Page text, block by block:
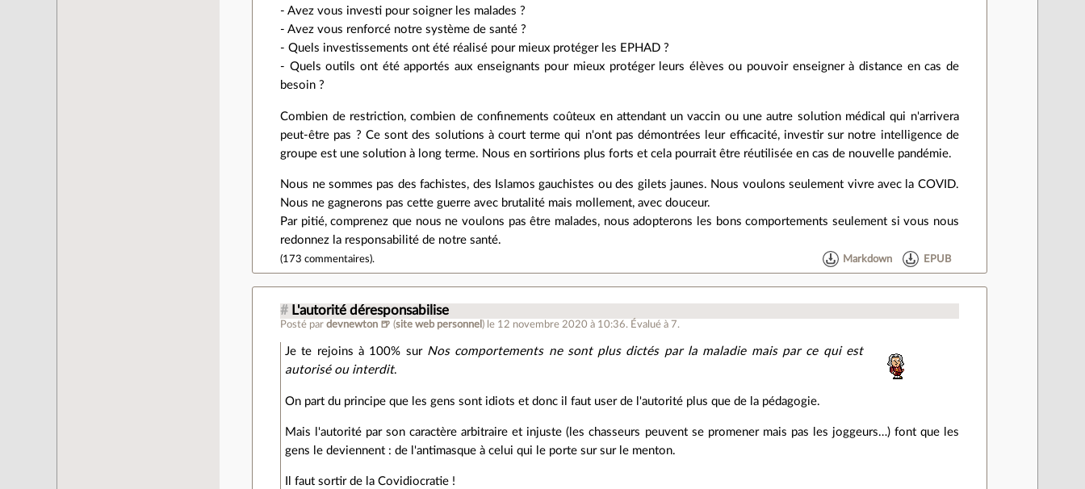
- Avez vous investi pour soigner les malades ?
- Avez vous renforcé notre système de santé ?
- Quels investissements ont été réalisé pour mieux protéger les EPHAD ?
- Quels outils ont été apportés aux enseignants pour mieux protéger leurs élèves ou pouvoir enseigner à distance en cas de
besoin ?
Combien de restriction, combien de confinements coûteux en attendant un vaccin ou une autre solution médical qui n'arrivera
peut-être pas ? Ce sont des solutions à court terme qui n'ont pas démontrées leur efficacité, investir sur notre intelligence de
groupe est une solution à long terme. Nous en sortirions plus forts et cela pourrait être réutilisée en cas de nouvelle pandémie.
Nous ne sommes pas des fachistes, des Islamos gauchistes ou des gilets jaunes. Nous voulons seulement vivre avec la COVID.
Nous ne gagnerons pas cette guerre avec brutalité mais mollement, avec douceur.
Par pitié, comprenez que nous ne voulons pas être malades, nous adopterons les bons comportements seulement si vous nous
redonnez la responsabilité de notre santé.
(173 commentaires). Markdown EPUB
# L'autorité déresponsabilise
Posté pardevnewton 🍺 (site web personnel ) le 12 novembre 2020 à 10:36. Évalué à7.
Je te rejoins à 100% sur Nos comportements ne sont plus dictés par la maladie mais par ce qui est
autorisé ou interdit.
On part du principe que les gens sont idiots et donc il faut user de l'autorité plus que de la pédagogie.
Mais l'autorité par son caractère arbitraire et injuste (les chasseurs peuvent se promener mais pas les joggeurs…) font que les
gens le deviennent : de l'antimasque à celui qui le porte sur sur le menton.
Il faut sortir de la Covidiocratie !